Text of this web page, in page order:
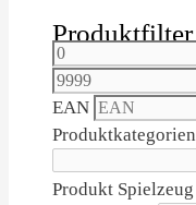
Produktfilter
EAN
Produktkategorien
Produkt Spielzeug